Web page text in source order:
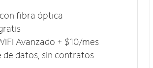
fibra óptica
Avanzado + $10/mes
de datos, sin contratos